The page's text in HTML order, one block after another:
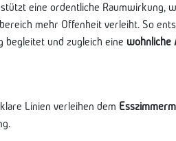
eine ordentliche Raumwirkung,
mehr Offenheit verleiht. So
begleitet und zugleich eine wohnliche
Linien verleihen dem